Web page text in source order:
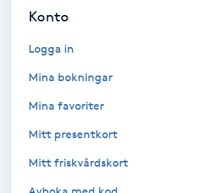
Yoga Nidra
Yogamassage
Zonterapi
Konto
Logga in
Mina bokningar
Mina favoriter
Mitt presentkort
Mitt friskvårdskort